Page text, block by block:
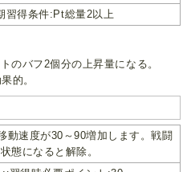
習得条件:Pt総量2以上
のバフ2個分の上昇量になる。
的。
動速度が30～90増加します。戦闘
状態になると解除。